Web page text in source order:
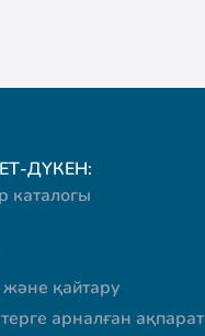
ДҮКЕН:
каталогы
және қайтару
арналған ақпарат